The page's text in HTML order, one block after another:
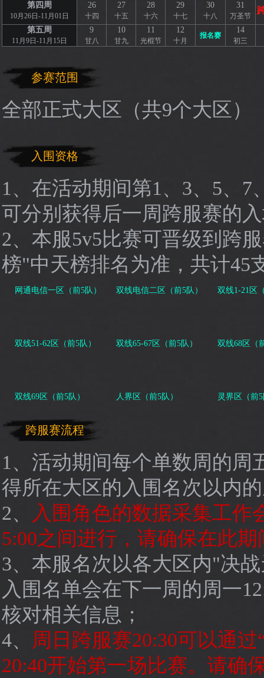
第四周
10月26日-11月01日
26
十四
27
十五
28
十六
29
十七
30
十八
31
万圣节
第五周
11月9日-11月15日
9
甘八
10
甘九
11
光棍节
12
十月
报名赛
14
初三
参赛范围
全部正式大区（共9个大区）
入围资格
1、在活动期间第1、3、5、
可分别获得后一周跨服赛的
2、本服5v5比赛可晋级到跨
榜"中天榜排名为准，共计45
网通电信一区（前5队） 双线电信二区（前5队） 双线1-21区
双线51-62区（前5队） 双线65-67区（前5队） 双线68区（
双线69区（前5队） 人界区（前5队） 灵界区（前
跨服赛流程
1、活动期间每个单数周的周
得所在大区的入围名次以内
2、
入围角色的数据采集工作
5:00之间进行，请确保在此
3、本服名次以各大区内"决
入围名单会在下一周的周一
核对相关信息；
4、
周日跨服赛20:30可以通
20:40开始第一场比赛。请确